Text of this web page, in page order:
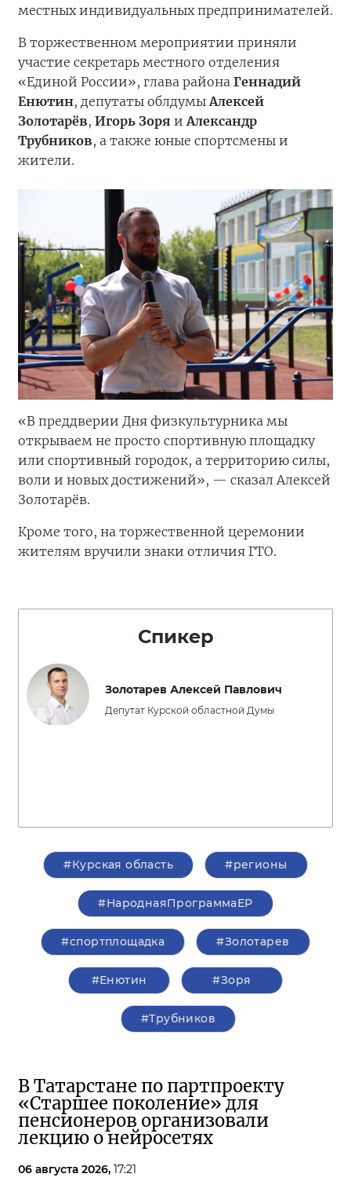
местных индивидуальных предпринимателей.
В торжественном мероприятии приняли
участие секретарь местного отделения
«Единой России», глава района Геннадий
Енютин, депутаты облдумыАлексей
Золотарёв, Игорь Зоря иАлександр
Трубников, а также юные спортсмены и
жители.
«В преддверии Дня физкультурника мы
открываем не просто спортивную площадку
или спортивный городок, а территорию силы,
воли и новых достижений», — сказал Алексей
Золотарёв.
Кроме того, на торжественной церемонии
жителям вручили знаки отличия ГТО.
Спикер
Золотарев Алексей Павлович
Депутат Курской областной Думы
#Курская область #регионы
#НароднаяПрограммаЕР
#спортплощадка #Золотарев
#Енютин #Зоря
#Трубников
В Татарстане по партпроекту
«Старшее поколение» для
пенсионеров организовали
лекцию о нейросетях
06 августа 2026, 17:21